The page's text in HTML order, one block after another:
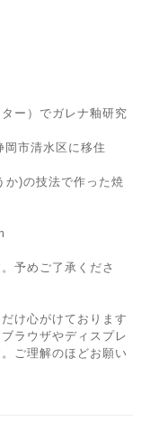
ー）でガレナ釉研究
市清水区に移住
か)の技法で作った焼
予めご了承くださ
け心がけております
ラウザやディスプレ
ご理解のほどお願い